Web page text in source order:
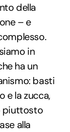
della
– e
in
ha un
basti
e la zucca,
piuttosto
alla